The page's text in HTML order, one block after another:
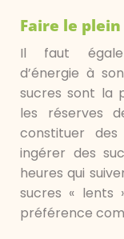
Faire le plein
Il faut
d’énergie à
sucres sont la
les réserves
constituer
ingérer des
heures qui
sucres « lents
préférence